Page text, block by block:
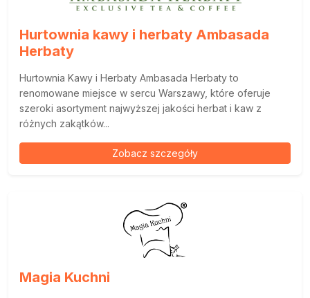
Hurtownia kawy i herbaty Ambasada
Herbaty
Hurtownia Kawy i Herbaty Ambasada Herbaty to
renomowane miejsce w sercu Warszawy, które oferuje
szeroki asortyment najwyższej jakości herbat i kaw z
różnych zakątków...
Zobacz szczegóły
Magia Kuchni